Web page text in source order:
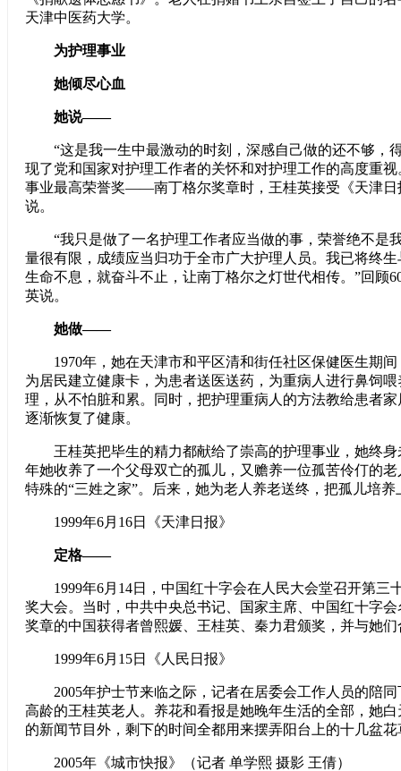
天津中医药大学。
为护理事业
她倾尽心血
她说——
“这是我一生中最激动的时刻，深感自己做的还不够，
现了党和国家对护理工作者的关怀和对护理工作的高度重视
事业最高荣誉奖——南丁格尔奖章时，王桂英接受《天津日
说。
“我只是做了一名护理工作者应当做的事，荣誉绝不是
量很有限，成绩应当归功于全市广大护理人员。我已将终
生命不息，就奋斗不止，让南丁格尔之灯世代相传。”回顾
英说。
她做——
1970年，她在天津市和平区清和街任社区保健医生期间
为居民建立健康卡，为患者送医送药，为重病人进行鼻饲
理，从不怕脏和累。同时，把护理重病人的方法教给患者
逐渐恢复了健康。
王桂英把毕生的精力都献给了崇高的护理事业，她终身
年她收养了一个父母双亡的孤儿，又赡养一位孤苦伶仃的
特殊的“三姓之家”。后来，她为老人养老送终，把孤儿培养
1999年6月16日《天津日报》
定格——
1999年6月14日，中国红十字会在人民大会堂召开第三
奖大会。当时，中共中央总书记、国家主席、中国红十字
奖章的中国获得者曾熙媛、王桂英、秦力君颁奖，并与她
1999年6月15日《人民日报》
2005年护士节来临之际，记者在居委会工作人员的陪同
高龄的王桂英老人。养花和看报是她晚年生活的全部，她
的新闻节目外，剩下的时间全都用来摆弄阳台上的十几盆花
2005年《城市快报》（记者 单学熙 摄影 王倩）